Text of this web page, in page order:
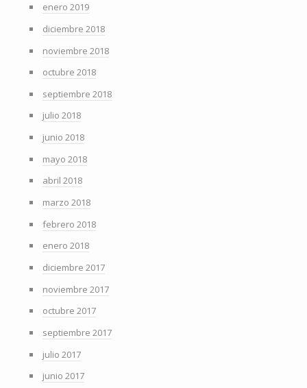
enero 2019
diciembre 2018
noviembre 2018
octubre 2018
septiembre 2018
julio 2018
junio 2018
mayo 2018
abril 2018
marzo 2018
febrero 2018
enero 2018
diciembre 2017
noviembre 2017
octubre 2017
septiembre 2017
julio 2017
junio 2017